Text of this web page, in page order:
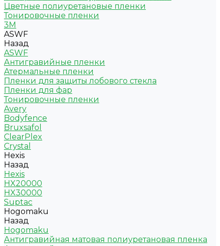
Цветные полиуретановые пленки
Тонировочные пленки
3M
ASWF
Назад
ASWF
Антигравийные пленки
Атермальные пленки
Пленки для защиты лобового стекла
Пленки для фар
Тонировочные пленки
Avery
Bodyfence
Bruxsafol
ClearPlex
Crystal
Hexis
Назад
Hexis
HX20000
HX30000
Suptac
Hogomaku
Назад
Hogomaku
Антигравийная матовая полиуретановая пленка